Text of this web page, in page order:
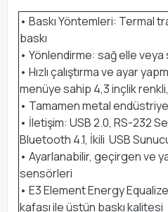
• Baskı Yöntemleri: Termal
baskı
• Yönlendirme: sağ elle veya
• Hızlı çalıştırma ve ayar
menüye sahip 4,3 inçlik
• Tamamen metal
• İletişim: USB 2.0, RS-232
Bluetooth 4.1, İkili USB
• Ayarlanabilir, geçirgen ve
sensörleri
• E3 Element Energy
kafası ile üstün baskı kalitesi